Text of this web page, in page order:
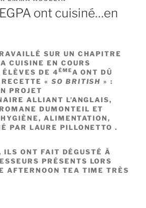
ont cuisiné…en
SUR UN CHAPITRE
CUISINE EN COURS
ÉLÈVES DE 4 ÈMEA ONT DÛ
« SO BRITISH » :
PROJET
ALLIANT L’ANGLAIS,
DUMONTEIL ET
ALIMENTATION,
PAR LAURE PILLONETTO .
ONT FAIT DÉGUSTÉ À
PRÉSENTS LORS
AFTERNOON TEA TIME TRÈS